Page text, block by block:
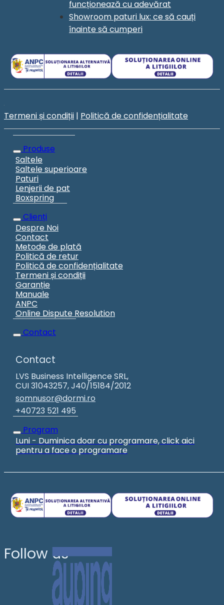
funcționează cu adevărat
Showroom paturi lux: ce să cauți
înainte să cumperi
Termeni și condiții | Politică de confidențialitate
Produse
Saltele
Saltele superioare
Paturi
Lenjerii de pat
Boxspring
Clienți
Despre Noi
Contact
Metode de plată
Politică de retur
Politică de confidențialitate
Termeni și condiții
Garanție
Manuale
ANPC
Online Dispute Resolution
Contact
Contact
LVS Business Intelligence SRL,
CUI 31043257, J40/15184/2012
somnusor@dormi.ro
+40723 521 495
Program
Luni - Duminica doar cu programare, click aici
pentru a face o programare
Follow us